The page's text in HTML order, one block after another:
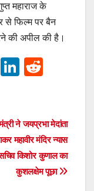
महाराज के
से फिल्म पर बैन
की अपील की है।
T
Li
e
dI
n
di
t
ने जयप्रभा मेदांता
महावीर मंदिर न्यास
किशोर कुणाल का
कुशलक्षेम पूछा